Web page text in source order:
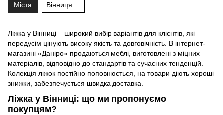
Ліжка у Вінниці – широкий вибір варіантів для клієнтів, які
передусім цінують високу якість та довговічність. В інтернет-
магазині «Даніро» продаються меблі, виготовлені з міцних
матеріалів, відповідно до стандартів та сучасних тенденцій.
Колекція ліжок постійно поповнюється, на товари діють хороші
знижки, забезпечується швидка доставка.
Ліжка у Вінниці: що ми пропонуємо
покупцям?
Міста Вінниця